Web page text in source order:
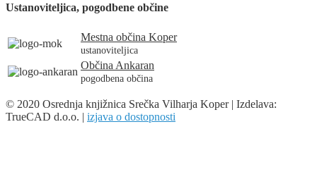
Ustanoviteljica, pogodbene občine
Mestna občina Koper
ustanoviteljica
Občina Ankaran
pogodbena občina
© 2020 Osrednja knjižnica Srečka Vilharja Koper | Izdelava:
TrueCAD d.o.o. | izjava o dostopnosti